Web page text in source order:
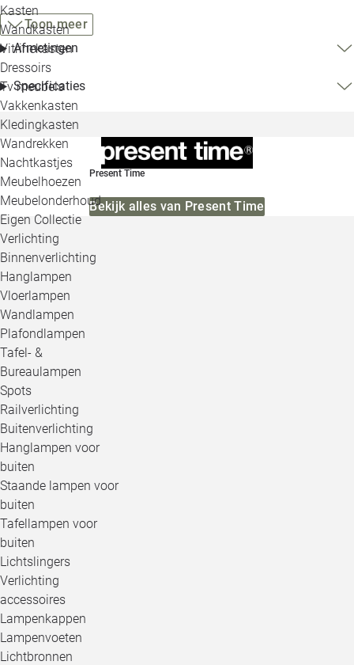
Kasten
Wandkasten
Vitrinekasten
Dressoirs
Tv meubels
Vakkenkasten
Kledingkasten
Wandrekken
Nachtkastjes
Meubelhoezen
Meubelonderhoud
Eigen Collectie
Verlichting
Binnenverlichting
Hanglampen
Vloerlampen
Wandlampen
Plafondlampen
Tafel- &
Bureaulampen
Spots
Railverlichting
Buitenverlichting
Hanglampen voor
buiten
Staande lampen voor
buiten
Tafellampen voor
buiten
Lichtslingers
Verlichting
accessoires
Lampenkappen
Lampenvoeten
Lichtbronnen
Toon meer
Afmetingen
Specificaties
Present Time
Bekijk alles van Present Time